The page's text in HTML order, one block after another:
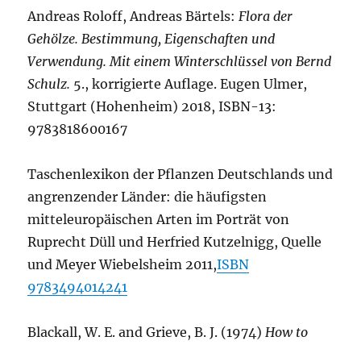
Andreas Roloff, Andreas Bärtels: Flora der
Gehölze. Bestimmung, Eigenschaften und
Verwendung. Mit einem Winterschlüssel von Bernd
Schulz. 5., korrigierte Auflage. Eugen Ulmer,
Stuttgart (Hohenheim) 2018, ISBN-13:
9783818600167
Taschenlexikon der Pflanzen Deutschlands und
angrenzender Länder: die häufigsten
mitteleuropäischen Arten im Porträt von
Ruprecht Düll und Herfried Kutzelnigg, Quelle
und Meyer Wiebelsheim 2011,ISBN
9783494014241
Blackall, W. E. and Grieve, B. J. (1974) How to